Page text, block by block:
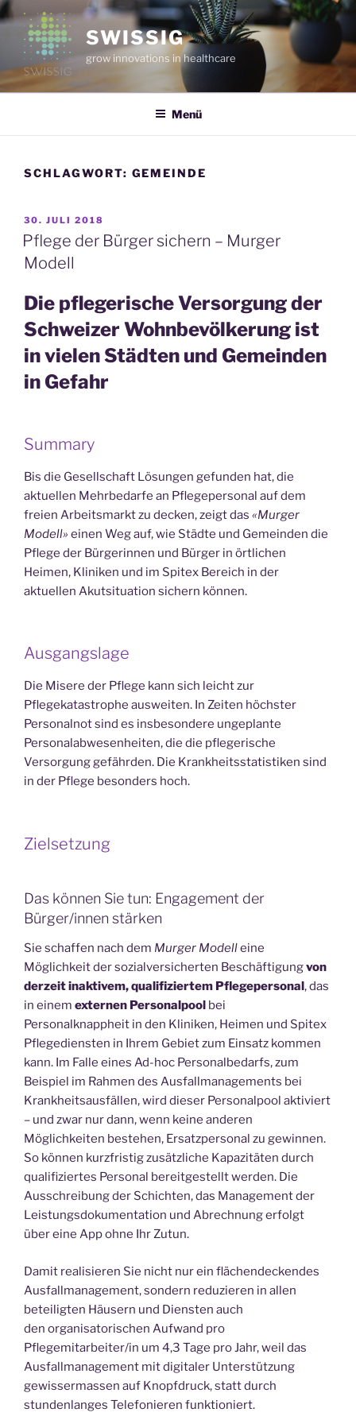
Zum
Inhalt
springen
SWISSIG
grow innovations in healthcare
Menü
SCHLAGWORT: GEMEINDE
VERÖFFENTLICHT
AM
30. JULI 2018
Pflege der Bürger sichern – Murger
Modell
Die pflegerische Versorgung der
Schweizer Wohnbevölkerung ist
in vielen Städten und Gemeinden
in Gefahr
Summary
Bis die Gesellschaft Lösungen gefunden hat, die
aktuellen Mehrbedarfe an Pflegepersonal auf dem
freien Arbeitsmarkt zu decken, zeigt das «Murger
Modell» einen Weg auf, wie Städte und Gemeinden die
Pflege der Bürgerinnen und Bürger in örtlichen
Heimen, Kliniken und im Spitex Bereich in der
aktuellen Akutsituation sichern können.
Ausgangslage
Die Misere der Pflege kann sich leicht zur
Pflegekatastrophe ausweiten. In Zeiten höchster
Personalnot sind es insbesondere ungeplante
Personalabwesenheiten, die die pflegerische
Versorgung gefährden. Die Krankheitsstatistiken sind
in der Pflege besonders hoch.
Zielsetzung
Das können Sie tun: Engagement der
Bürger/innen stärken
Sie schaffen nach dem Murger Modelleine
Möglichkeit der sozialversicherten Beschäftigungvon
derzeit inaktivem, qualifiziertem Pflegepersonal, das
in einem externen Personalpool bei
Personalknappheit in den Kliniken, Heimen und Spitex
Pflegediensten in Ihrem Gebiet zum Einsatz kommen
kann. Im Falle eines Ad-hoc Personalbedarfs, zum
Beispiel im Rahmen des Ausfallmanagements bei
Krankheitsausfällen, wird dieser Personalpool aktiviert
– und zwar nur dann, wenn keine anderen
Möglichkeiten bestehen, Ersatzpersonal zu gewinnen.
So können kurzfristig zusätzliche Kapazitäten durch
qualifiziertes Personal bereitgestellt werden. Die
Ausschreibung der Schichten, das Management der
Leistungsdokumentation und Abrechnung erfolgt
über eine App ohne Ihr Zutun.
Damit realisieren Sie nicht nur ein flächendeckendes
Ausfallmanagement, sondern reduzieren in allen
beteiligten Häusern und Diensten auch
den organisatorischen Aufwand pro
Pflegemitarbeiter/in um 4,3 Tage pro Jahr, weil das
Ausfallmanagement mit digitaler Unterstützung
gewissermassen auf Knopfdruck, statt durch
stundenlanges Telefonieren funktioniert.